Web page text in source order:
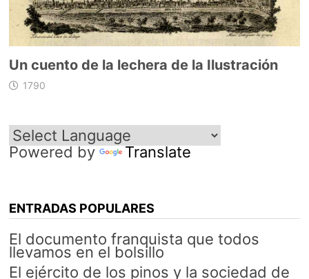
Un cuento de la lechera de la Ilustración
1790
Powered by Translate
ENTRADAS POPULARES
El documento franquista que todos
llevamos en el bolsillo
El ejército de los pinos y la sociedad de